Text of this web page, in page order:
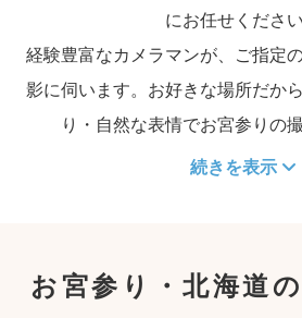
にお任せください
経験豊富なカメラマンが、ご指定
影に伺います。お好きな場所だか
り・自然な表情でお宮参りの
続きを表示
お宮参り・北海道